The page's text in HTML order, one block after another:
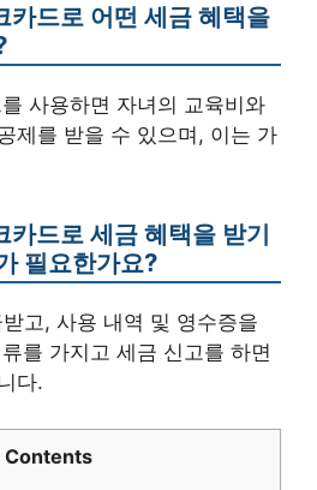
카드로 어떤 세금 혜택을
사용하면 자녀의 교육비와
제를 받을 수 있으며, 이는 가
카드로 세금 혜택을 받기
필요한가요?
고, 사용 내역 및 영수증을
를 가지고 세금 신고를 하면
다.
Contents